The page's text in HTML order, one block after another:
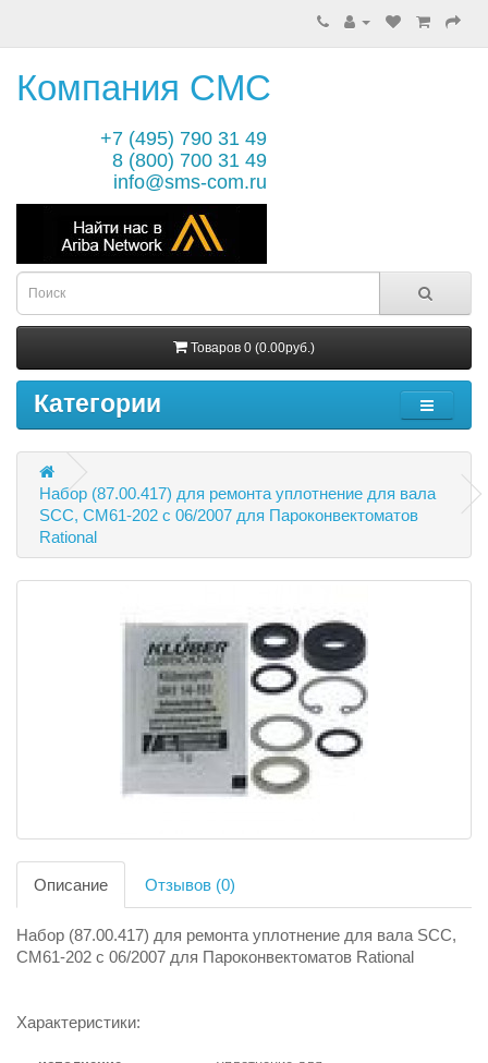
Компания СМС
+7 (495) 790 31 49
8 (800) 700 31 49
info@sms-com.ru
Товаров 0 (0.00руб.)
Категории
Набор (87.00.417) для ремонта уплотнение для вала
SCC, CM61-202 с 06/2007 для Пароконвектоматов
Rational
Описание Отзывов (0)
Набор (87.00.417) для ремонта уплотнение для вала SCC,
CM61-202 с 06/2007 для Пароконвектоматов Rational
Характеристики: